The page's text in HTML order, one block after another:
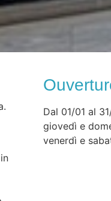
Dal 01/01 al
giovedì e
venerdì e